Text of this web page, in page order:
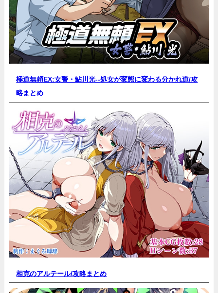
極道無頼EX:女警・鮎川光--処女が変態に変わる分かれ道/攻
略まとめ
相克のアルテール/攻略まとめ